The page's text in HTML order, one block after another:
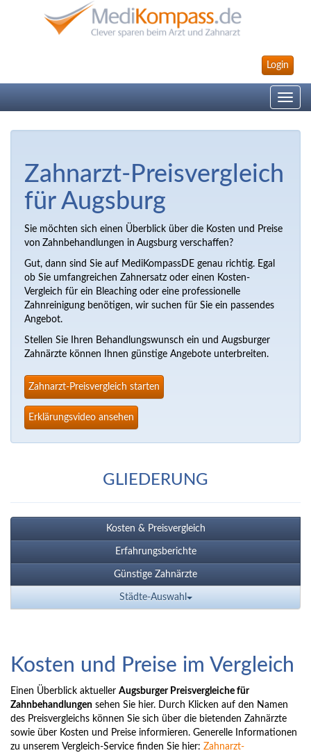
Login
Toggle
Zahnarzt-Preisvergleich
für Augsburg
Sie möchten sich einen Überblick über die Kosten und Preise
von Zahnbehandlungen in Augsburg verschaffen?
Gut, dann sind Sie auf MediKompassDE genau richtig. Egal
ob Sie umfangreichen Zahnersatz oder einen Kosten-
Vergleich für ein Bleaching oder eine professionelle
Zahnreinigung benötigen, wir suchen für Sie ein passendes
Angebot.
Stellen Sie Ihren Behandlungswunsch ein und Augsburger
Zahnärzte können Ihnen günstige Angebote unterbreiten.
Zahnarzt-Preisvergleich starten
Erklärungsvideo ansehen
GLIEDERUNG
Kosten & Preisvergleich
Erfahrungsberichte
Günstige Zahnärzte
Städte-Auswahl
Kosten und Preise im Vergleich
Einen Überblick aktueller Augsburger Preisvergleiche für
Zahnbehandlungen sehen Sie hier. Durch Klicken auf den Namen
des Preisvergleichs können Sie sich über die bietenden Zahnärzte
sowie über Kosten und Preise informieren. Generelle Informationen
zu unserem Vergleich-Service finden Sie hier: Zahnarzt-